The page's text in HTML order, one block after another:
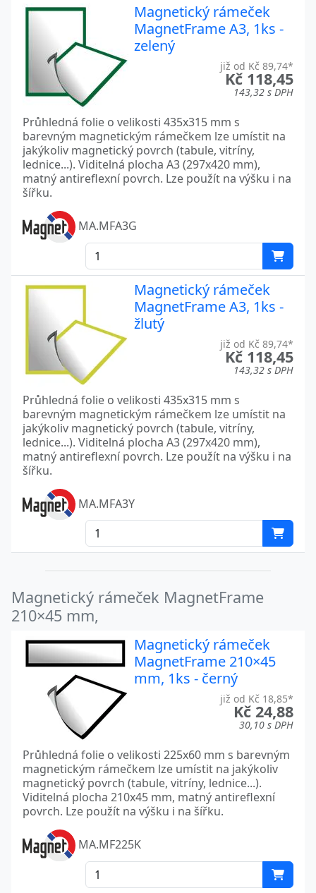
Magnetický rámeček
MagnetFrame A3, 1ks -
zelený
již od Kč 89,74*
Kč 118,45
143,32 s DPH
Průhledná folie o velikosti 435x315 mm s
barevným magnetickým rámečkem lze umístit na
jakýkoliv magnetický povrch (tabule, vitríny,
lednice...). Viditelná plocha A3 (297x420 mm),
matný antireflexní povrch. Lze použít na výšku i na
šířku.
MA.MFA3G
Magnetický rámeček
MagnetFrame A3, 1ks -
žlutý
již od Kč 89,74*
Kč 118,45
143,32 s DPH
Průhledná folie o velikosti 435x315 mm s
barevným magnetickým rámečkem lze umístit na
jakýkoliv magnetický povrch (tabule, vitríny,
lednice...). Viditelná plocha A3 (297x420 mm),
matný antireflexní povrch. Lze použít na výšku i na
šířku.
MA.MFA3Y
Magnetický rámeček MagnetFrame
210×45 mm,
Magnetický rámeček
MagnetFrame 210×45
mm, 1ks - černý
již od Kč 18,85*
Kč 24,88
30,10 s DPH
Průhledná folie o velikosti 225x60 mm s barevným
magnetickým rámečkem lze umístit na jakýkoliv
magnetický povrch (tabule, vitríny, lednice...).
Viditelná plocha 210x45 mm, matný antireflexní
povrch. Lze použít na výšku i na šířku.
MA.MF225K